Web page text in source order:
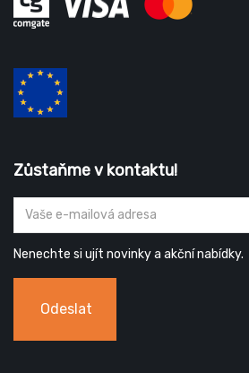
Zůstaňme v kontaktu!
Nenechte si ujít novinky a akční nabídky.
Odeslat